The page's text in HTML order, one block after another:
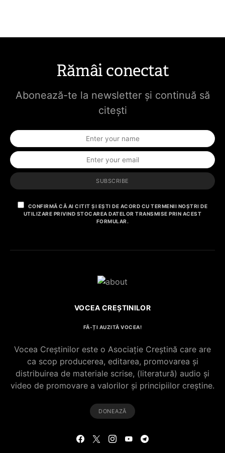
Rămâi conectat
Abonează-te la newsletter și continuă să
citești
SUBSCRIBE
CONFIRMĂ CĂ AI CITIT ȘI EȘTI DE ACORD CU TERMENII NOȘTRI DE
UTILIZARE PRIVIND STOCAREA DATELOR TRANSMISE PRIN ACEST
FORMULAR.
VOCEA CREȘTINILOR
FĂ-ȚI AUZITĂ VOCEA!
Vocea Creștinilor este o Asociație Creștină care are
ca scop producerea, editarea, promovarea și
distribuirea de materiale scrise, (literatură) audio și
video de promovare a valorilor și principiilor creștine.
DONEAZĂ